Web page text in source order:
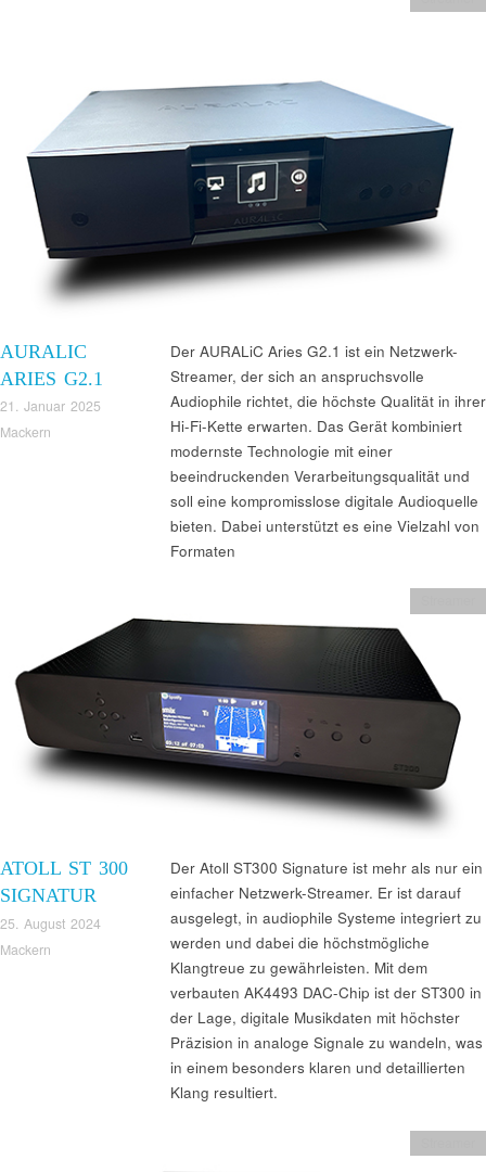
AURALIC
ARIES G2.1
21. Januar 2025
Mackern
Der AURALiC Aries G2.1 ist ein Netzwerk-
Streamer, der sich an anspruchsvolle
Audiophile richtet, die höchste Qualität in ihrer
Hi-Fi-Kette erwarten. Das Gerät kombiniert
modernste Technologie mit einer
beeindruckenden Verarbeitungsqualität und
soll eine kompromisslose digitale Audioquelle
bieten. Dabei unterstützt es eine Vielzahl von
Formaten
ATOLL ST 300
SIGNATUR
25. August 2024
Mackern
Der Atoll ST300 Signature ist mehr als nur ein
einfacher Netzwerk-Streamer. Er ist darauf
ausgelegt, in audiophile Systeme integriert zu
werden und dabei die höchstmögliche
Klangtreue zu gewährleisten. Mit dem
verbauten AK4493 DAC-Chip ist der ST300 in
der Lage, digitale Musikdaten mit höchster
Präzision in analoge Signale zu wandeln, was
in einem besonders klaren und detaillierten
Klang resultiert.